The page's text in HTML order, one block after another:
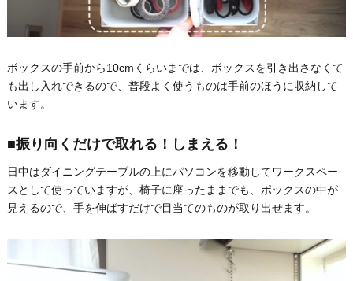
ボックスの手前から10cmくらいまでは、ボックスを引き出さなくて
も出し入れできるので、普段よく使うものは手前のほうに収納して
います。
■振り向くだけで取れる！しまえる！
日中はダイニングテーブルの上にパソコンを移動してワークスペー
スとして使っていますが、椅子に座ったままでも、ボックスの中が
見えるので、手を伸ばすだけで目当てのものが取り出せます。